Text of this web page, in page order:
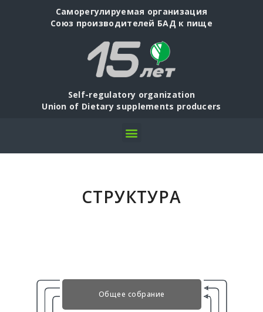
Саморегулируемая организация
Союз производителей БАД к пище
Self-regulatory organization
Union of Dietary supplements producers
СТРУКТУРА
Общее собрание